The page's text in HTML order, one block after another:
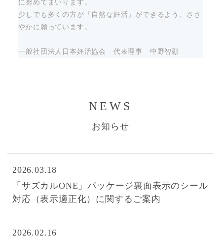
に努めてまいります。
少しでも多くの方が「自然な妊活」ができるよう、ささ
やかに願っています。
一般社団法人日本妊活協会 代表理事 中野智彰
NEWS
お知らせ
2026.03.18
「サズカルONE」パッケージ裏面表示のシール
対応（表示適正化）に関するご案内
2026.02.16